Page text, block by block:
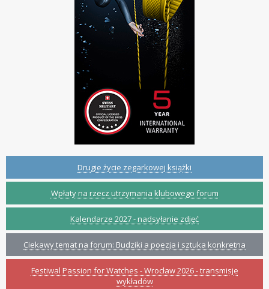
Drugie życie zegarkowej książki
Wpłaty na rzecz utrzymania klubowego forum
Kalendarze 2027 - nadsyłanie zdjęć
Ciekawy temat na forum: Budziki a poezja i sztuka konkretna
Festiwal Passion for Watches - Wrocław 2026 - transmisje
wykładów